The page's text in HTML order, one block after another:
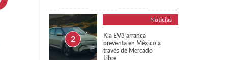
Noticias
Kia EV3 arranca
preventa en México a
través de Mercado
Libre